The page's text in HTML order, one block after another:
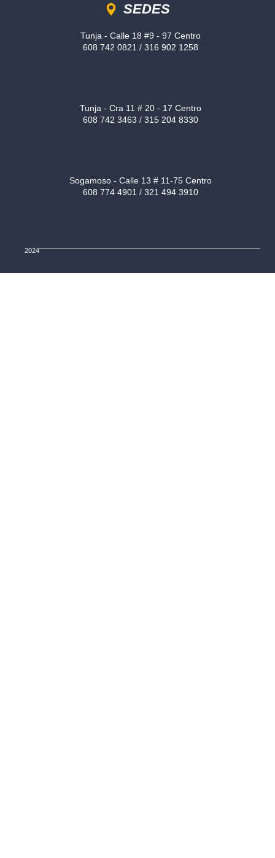
SEDES
Tunja - Calle 18 #9 - 97 Centro
608 742 0821 / 316 902 1258
Tunja - Cra 11 # 20 - 17 Centro
608 742 3463 / 315 204 8330
Sogamoso - Calle 13 # 11-75 Centro
608 774 4901 / 321 494 3910
2024